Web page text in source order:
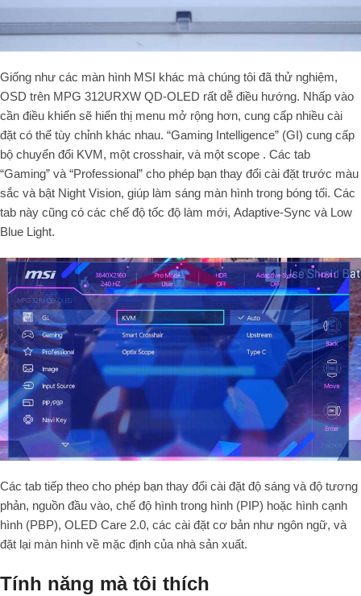
Giống như các màn hình MSI khác mà chúng tôi đã thử nghiệm,
OSD trên MPG 312URXW QD-OLED rất dễ điều hướng. Nhấp vào
cần điều khiển sẽ hiển thị menu mở rộng hơn, cung cấp nhiều cài
đặt có thể tùy chỉnh khác nhau. “Gaming Intelligence” (GI) cung cấp
bộ chuyển đổi KVM, một crosshair, và một scope . Các tab
“Gaming” và “Professional” cho phép bạn thay đổi cài đặt trước màu
sắc và bật Night Vision, giúp làm sáng màn hình trong bóng tối. Các
tab này cũng có các chế độ tốc độ làm mới, Adaptive-Sync và Low
Blue Light.
Các tab tiếp theo cho phép bạn thay đổi cài đặt độ sáng và độ tương
phản, nguồn đầu vào, chế độ hình trong hình (PIP) hoặc hình cạnh
hình (PBP), OLED Care 2.0, các cài đặt cơ bản như ngôn ngữ, và
đặt lại màn hình về mặc định của nhà sản xuất.
Tính năng mà tôi thích